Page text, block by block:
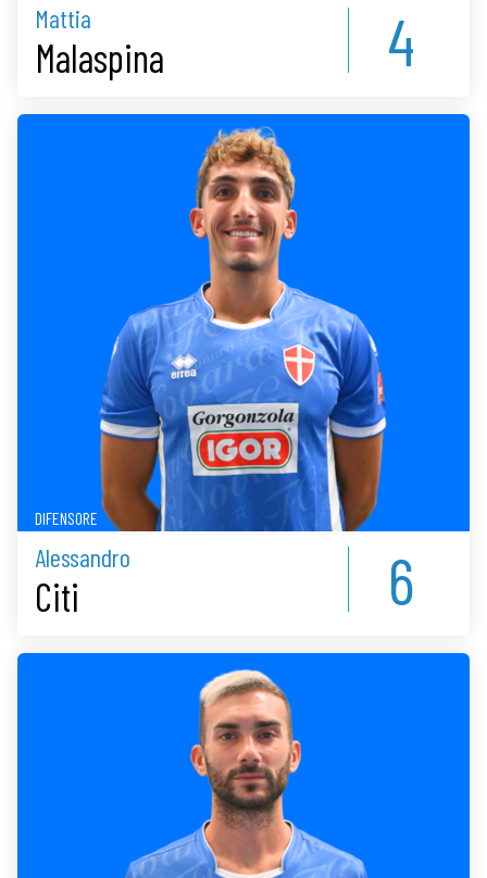
Mattia
Malaspina 4
DIFENSORE
Alessandro
Citi 6